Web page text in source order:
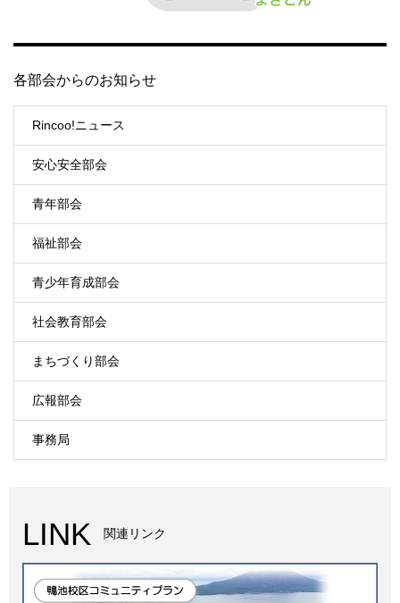
各部会からのお知らせ
Rincoo!ニュース
安心安全部会
青年部会
福祉部会
青少年育成部会
社会教育部会
まちづくり部会
広報部会
事務局
LINK 関連リンク